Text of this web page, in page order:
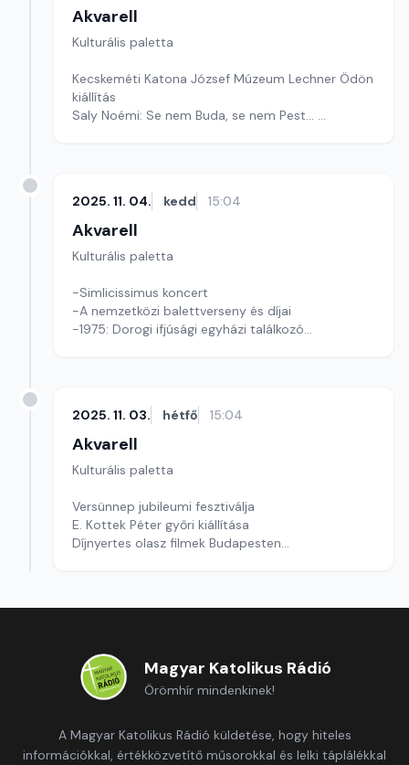
Akvarell
Kulturális paletta
Kecskeméti Katona József Múzeum Lechner Ödön
kiállítás
Saly Noémi: Se nem Buda, se nem Pest...
2025. 11. 04. kedd 15:04
Akvarell
Kulturális paletta
-Simlicissimus koncert
-A nemzetközi balettverseny és díjai
-1975: Dorogi ifjúsági egyházi találkozó
2025. 11. 03. hétfő 15:04
Akvarell
Kulturális paletta
Versünnep jubileumi fesztiválja
E. Kottek Péter győri kiállítása
Díjnyertes olasz filmek Budapesten
Magyar Katolikus Rádió
Örömhír mindenkinek!
A Magyar Katolikus Rádió küldetése, hogy hiteles
információkkal, értékközvetítő műsorokkal és lelki táplálékkal